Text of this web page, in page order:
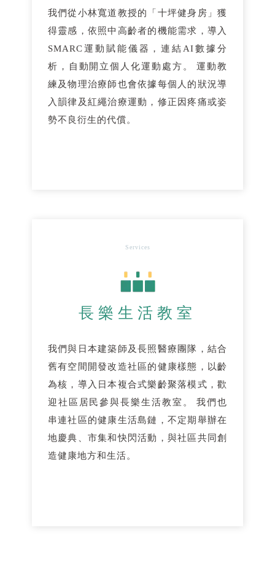
我們從小林寬道教授的「十坪健身房」獲
得靈感，依照中高齡者的機能需求，導入
SMARC運動賦能儀器，連結AI數據分
析，自動開立個人化運動處方。 運動教
練及物理治療師也會依據每個人的狀況導
入韻律及紅繩治療運動，修正因疼痛或姿
勢不良衍生的代償。
Services
長樂生活教室
我們與日本建築師及長照醫療團隊，結合
舊有空間開發改造社區的健康樣態，以齡
為核，導入日本複合式樂齡聚落模式，歡
迎社區居民參與長樂生活教室。 我們也
串連社區的健康生活島鏈，不定期舉辦在
地慶典、市集和快閃活動，與社區共同創
造健康地方和生活。